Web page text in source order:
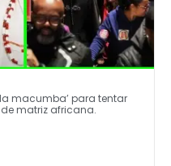
macumba’ para tentar
de matriz africana.